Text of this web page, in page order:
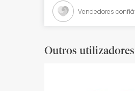
Promoções
Mais vendidos
Vendedores
Outros